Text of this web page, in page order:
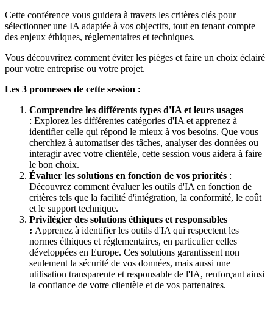
Cette conférence vous guidera à travers les critères clés pour
sélectionner une IA adaptée à vos objectifs, tout en tenant compte
des enjeux éthiques, réglementaires et techniques.
Vous découvrirez comment éviter les pièges et faire un choix éclairé
pour votre entreprise ou votre projet.
Les 3 promesses de cette session :
Comprendre les différents types d'IA et leurs usages
: Explorez les différentes catégories d'IA et apprenez à
identifier celle qui répond le mieux à vos besoins. Que vous
cherchiez à automatiser des tâches, analyser des données ou
interagir avec votre clientèle, cette session vous aidera à faire
le bon choix.
Évaluer les solutions en fonction de vos priorités :
Découvrez comment évaluer les outils d'IA en fonction de
critères tels que la facilité d'intégration, la conformité, le coût
et le support technique.
Privilégier des solutions éthiques et responsables
: Apprenez à identifier les outils d'IA qui respectent les
normes éthiques et réglementaires, en particulier celles
développées en Europe. Ces solutions garantissent non
seulement la sécurité de vos données, mais aussi une
utilisation transparente et responsable de l'IA, renforçant ainsi
la confiance de votre clientèle et de vos partenaires.